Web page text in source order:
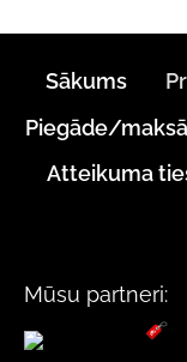
Sākums
Piegāde/
Atteikuma
Mūsu partneri: